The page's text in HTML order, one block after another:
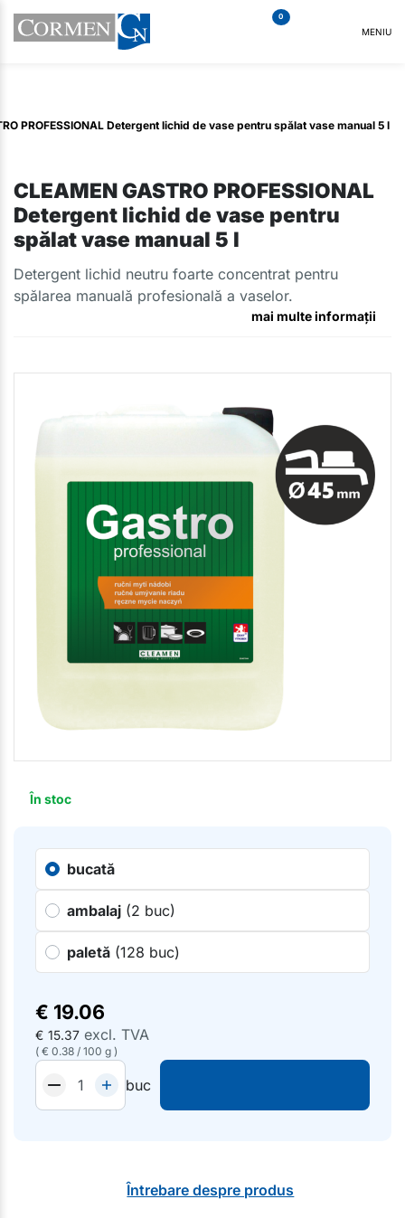
0
MENIU
PROFESSIONAL Detergent lichid de vase pentru spălat vase manual 5 l
CLEAMEN GASTRO PROFESSIONAL
Detergent lichid de vase pentru
spălat vase manual 5 l
Detergent lichid neutru foarte concentrat pentru
spălarea manuală profesională a vaselor.
mai multe informații
În stoc
bucată
ambalaj (2 buc)
paletă (128 buc)
€ 19.06
€ 15.37 excl. TVA
( € 0.38 / 100 g )
buc
Întrebare despre produs